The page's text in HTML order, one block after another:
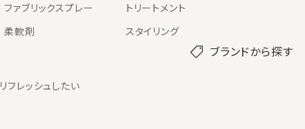
ファブリックスプレー
柔軟剤
トリートメント
スタイリング
リフレッシュしたい
ブランドから探す